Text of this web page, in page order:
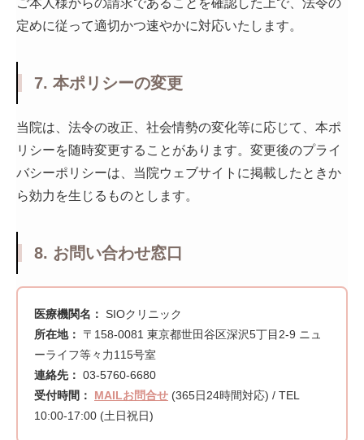
定めに従って適切かつ速やかに対応いたします。
7. 本ポリシーの変更
当院は、法令の改正、社会情勢の変化等に応じて、本ポ
リシーを随時変更することがあります。変更後のプライ
バシーポリシーは、当院ウェブサイトに掲載したときか
ら効力を生じるものとします。
8. お問い合わせ窓口
医療機関名： SIOクリニック
所在地：
〒158-0081 東京都世田谷区深沢5丁目2-9 ニュ
ーライフ等々力115号室
連絡先： 03-5760-6680
受付時間：
MAILお問合せ (365日24時間対応) / TEL
10:00-17:00 (土日祝日)